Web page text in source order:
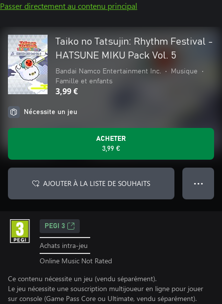
Passer directement au contenu principal
Taiko no Tatsujin: Rhythm Festival -
HATSUNE MIKU Pack Vol. 5
Bandai Namco Entertainment Inc. • Musique
•
Famille et enfants
3,99 €
Nécessite un jeu
ACHETER
3,99 €
AJOUTER À LA LISTE DE SOUHAITS ● ● ●
PEGI 3
Achats intra-jeu
Online Music Not Rated
Ce contenu nécessite un jeu (vendu séparément).
Le jeu nécessite une souscription multijoueur en ligne pour jouer
sur console (Game Pass Core ou Ultimate, vendu séparément).